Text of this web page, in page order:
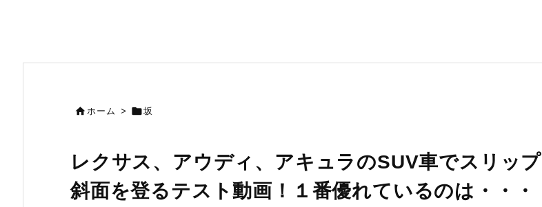
ホーム > 坂
レクサス、アウディ、アキュラのSUV車でスリップ
斜面を登るテスト動画！１番優れているのは・・・